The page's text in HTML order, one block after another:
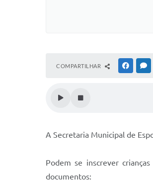
COMPARTILHAR
A Secretaria Municipal de
Podem se inscrever
documentos: